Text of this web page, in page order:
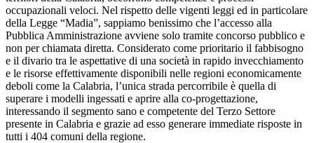
occupazionali veloci. Nel rispetto delle vigenti leggi ed in particolare
della Legge “Madia”, sappiamo benissimo che l’accesso alla
Pubblica Amministrazione avviene solo tramite concorso pubblico e
non per chiamata diretta. Considerato come prioritario il fabbisogno
e il divario tra le aspettative di una società in rapido invecchiamento
e le risorse effettivamente disponibili nelle regioni economicamente
deboli come la Calabria, l’unica strada percorribile è quella di
superare i modelli ingessati e aprire alla co-progettazione,
interessando il segmento sano e competente del Terzo Settore
presente in Calabria e grazie ad esso generare immediate risposte in
tutti i 404 comuni della regione.